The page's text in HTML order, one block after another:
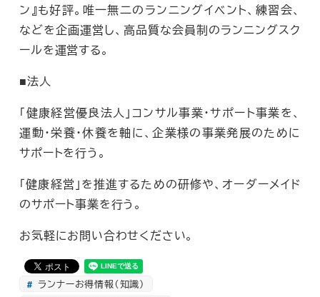
ン』も好評。唯一無二のランニングイベント、練習会、
などを企画運営し、高品質な会員制のランニングスク
ールを運営する。
■法人
「健康経営優良法人」コンサル事業・サポート事業を、
運動・栄養・休養を軸に、企業様の事業発展のために
サポートを行う。
「健康経営」を推進するための研修や、オーダーメイド
のサポート事業を行う。
お気軽にお問い合わせください。
ランナーお得情報（知識）